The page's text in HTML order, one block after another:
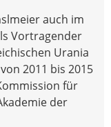
auch im
Vortragender
Urania
2011 bis 2015
für
der